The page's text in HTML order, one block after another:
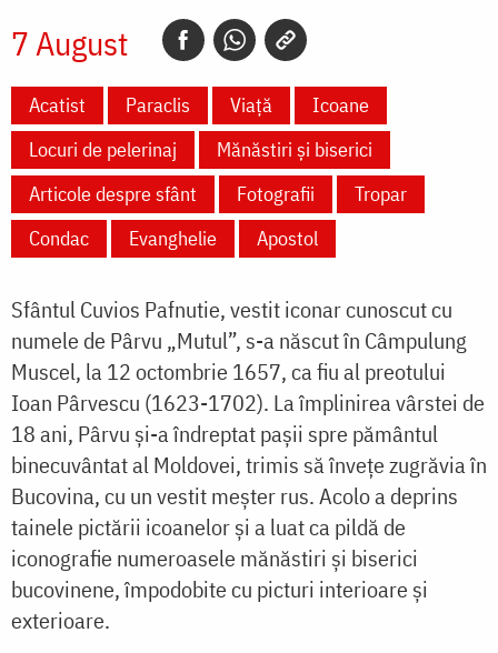
7 August
Acatist Paraclis Viață
Icoane
Locuri de pelerinaj
Mănăstiri și biserici
Articole despre sfânt
Fotografii
Tropar
Condac
Evanghelie Apostol
Sfântul Cuvios Pafnutie, vestit iconar cunoscut cu
numele de Pârvu „Mutul”, s-a născut în Câmpulung
Muscel, la 12 octombrie 1657, ca fiu al preotului
Ioan Pârvescu (1623-1702). La împlinirea vârstei de
18 ani, Pârvu și-a îndreptat paşii spre pământul
binecuvântat al Moldovei, trimis să înveţe zugrăvia în
Bucovina, cu un vestit meșter rus. Acolo a deprins
tainele pictării icoanelor și a luat ca pildă de
iconografie numeroasele mănăstiri și biserici
bucovinene, împodobite cu picturi interioare și
exterioare.